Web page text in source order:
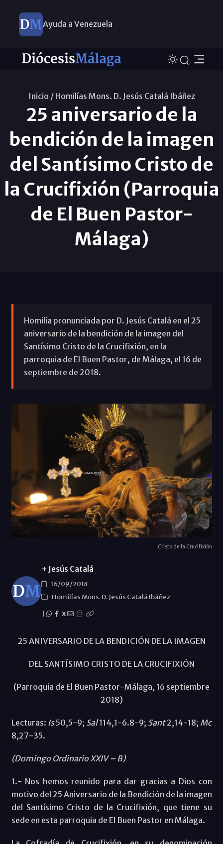
Ayuda a Venezuela
Inicio / Homilías Mons. D. Jesús Catalá Ibáñez
25 aniversario de la
bendición de la imagen
del Santísimo Cristo de
la Crucifixión (Parroquia
de El Buen Pastor-
Málaga)
Homilía pronunciada por D. Jesús Catalá en el 25
aniversario de la bendición de la imagen del
Santísimo Cristo de la Crucifixión, en la
parroquia de El Buen Pastor, de Málaga, el 16 de
septiembre de 2018.
Cristo de la Crucifixión
+ Jesús Catalá
16/09/2018
Homilías Mons. D. Jesús Catalá Ibáñez
X
25 ANIVERSARIO DE LA BENDICIÓN DE LA IMAGEN
DEL SANTÍSIMO CRISTO DE LA CRUCIFIXIÓN
(Parroquia de El Buen Pastor-Málaga, 16 septiembre
2018)
Lecturas: Is50,5-9; Sal114,1-6.8-9; Sant2,14-18; Mc
8,27-35.
(Domingo Ordinario XXIV – B)
1.- Nos hemos reunido para dar gracias a Dios con
motivo del 25 Aniversario de la Bendición de la imagen
del Santísimo Cristo de la Crucifixión, que tiene su
sede en esta parroquia de El Buen Pastor en Málaga.